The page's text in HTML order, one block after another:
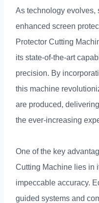
As technology evolves,
enhanced screen
Protector Cutting
its state-of-the-art
precision. By
this machine
are produced,
the ever-increasing
One of the key
Cutting Machine lies in
impeccable accuracy.
guided systems and